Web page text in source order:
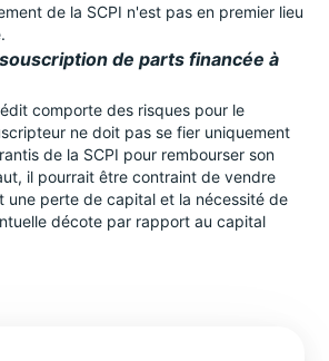
de la SCPI n'est pas en premier lieu
de parts financée à
comporte des risques pour le
ne doit pas se fier uniquement
de la SCPI pour rembourser son
il pourrait être contraint de vendre
une perte de capital et la nécessité de
décote par rapport au capital